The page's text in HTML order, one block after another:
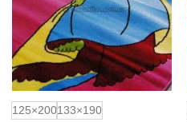
125×200133×190